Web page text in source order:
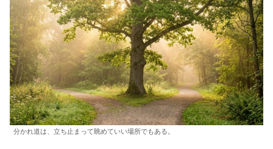
分かれ道は、立ち止まって眺めていい場所でもある。